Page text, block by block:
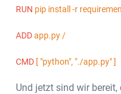
RUN pip install -r
ADDapp.py /
CMD [ "python", "./app.py" ]
Und jetzt sind wir